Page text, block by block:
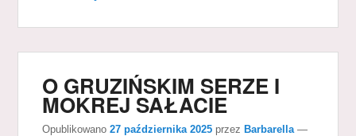
O GRUZIŃSKIM SERZE I
MOKREJ SAŁACIE
Opublikowano27 października 2025 przez Barbarella —